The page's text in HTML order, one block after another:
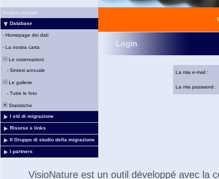
Pagina iniziale
Database
- Homepage dei dati
- La nostra carta
Le osservazioni
- Sintesi annuale
Le gallerie
- Tutte le foto
Statistiche
I siti di migrazione
Risorse e links
Il Gruppo di studio della migrazione
I partners
Login
La mia e-mail :
La mia password :
VisioNature est un outil développé avec la